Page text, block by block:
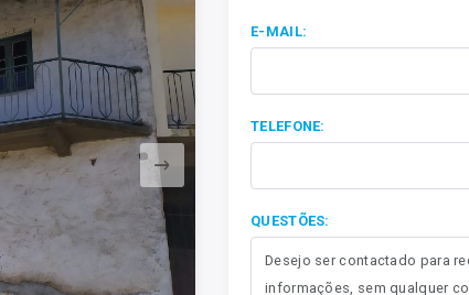
E-MAIL:
TELEFONE:
QUESTÕES: